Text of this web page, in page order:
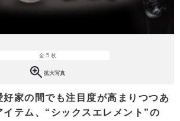
全 5 枚
拡大写真
好家の間でも注目度が高まりつつあ
イテム、“シックスエレメント”の